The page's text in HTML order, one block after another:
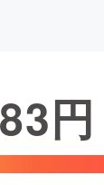
ファッション円